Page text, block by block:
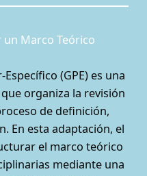
un Marco Teórico
(GPE) es una
organiza la revisión
de definición,
En esta adaptación, el
el marco teórico
mediante una